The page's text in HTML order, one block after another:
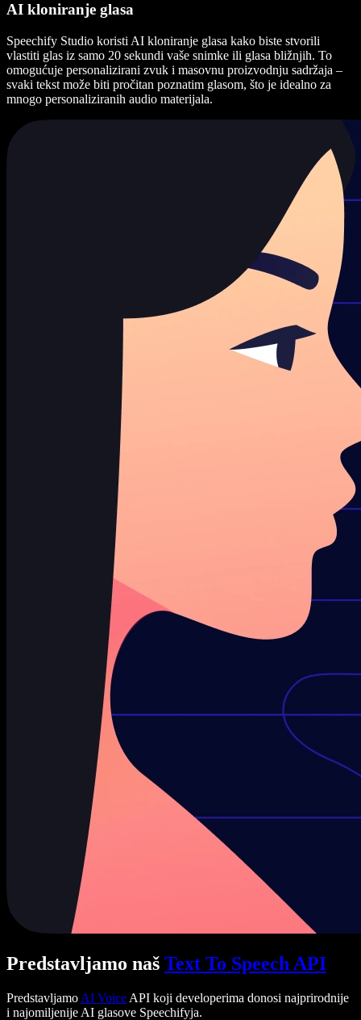
AI kloniranje glasa
Speechify Studio koristi AI kloniranje glasa kako biste stvorili
vlastiti glas iz samo 20 sekundi vaše snimke ili glasa bližnjih. To
omogućuje personalizirani zvuk i masovnu proizvodnju sadržaja –
svaki tekst može biti pročitan poznatim glasom, što je idealno za
mnogo personaliziranih audio materijala.
Predstavljamo naš Text To Speech API
Predstavljamo AI Voice API koji developerima donosi najprirodnije
i najomiljenije AI glasove Speechifyja.